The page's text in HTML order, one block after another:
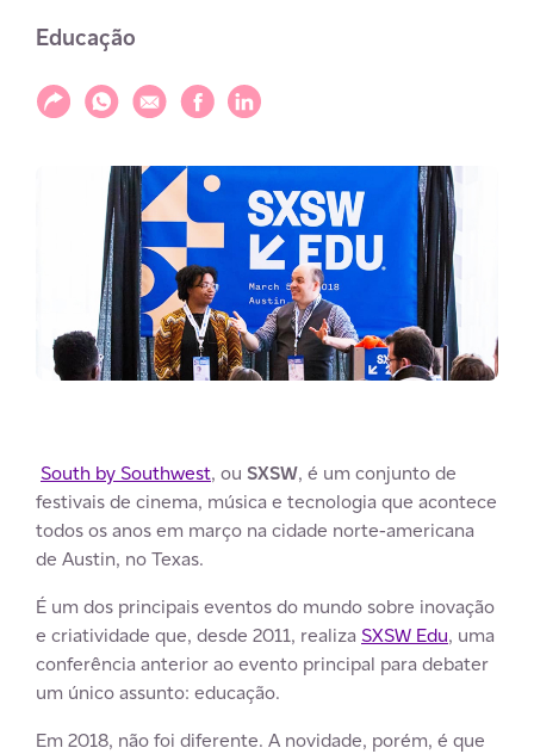
Educação
Compartilhar
Compartilhar via WhatsApp
Compartilhar via E-mail
Compartilhar via Facebook
Compartilhar via LinkedIn
South by Southwest, ou SXSW, é um conjunto de
festivais de cinema, música e tecnologia que acontece
todos os anos em março na cidade norte-americana
de Austin, no Texas.
É um dos principais eventos do mundo sobre inovação
e criatividade que, desde 2011, realiza SXSW Edu, uma
conferência anterior ao evento principal para debater
um único assunto: educação.
Em 2018, não foi diferente. A novidade, porém, é que